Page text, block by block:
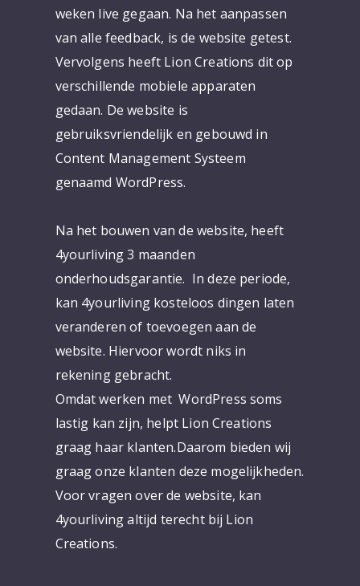
weken live gegaan. Na het aanpassen
van alle feedback, is de website getest.
Vervolgens heeft Lion Creations dit op
verschillende mobiele apparaten
gedaan. De website is
gebruiksvriendelijk en gebouwd in
Content Management Systeem
genaamd WordPress.
Na het bouwen van de website, heeft
4yourliving 3 maanden
onderhoudsgarantie. In deze periode,
kan 4yourliving kosteloos dingen laten
veranderen of toevoegen aan de
website. Hiervoor wordt niks in
rekening gebracht.
Omdat werken met WordPress soms
lastig kan zijn, helpt Lion Creations
graag haar klanten.Daarom bieden wij
graag onze klanten deze mogelijkheden.
Voor vragen over de website, kan
4yourliving altijd terecht bij Lion
Creations.